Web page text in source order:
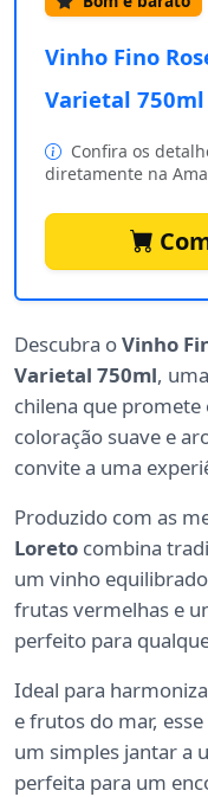
Vinho Fino
Varietal 750ml
Confira os
diretamente na
Descubra oVinho
Varietal 750ml,
chilena que promete
coloração suave e
convite a uma
Produzido com as
Loreto combina
um vinho
frutas vermelhas e
perfeito para
Ideal para
e frutos do mar,
um simples jantar a
perfeita para um